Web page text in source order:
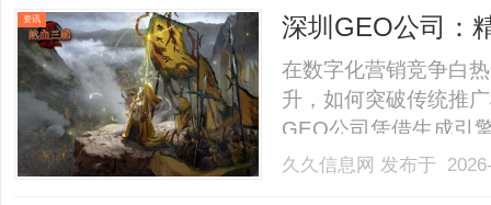
要素，帮助企业构建
资讯 深圳GEO公司：
在数字化营销竞争白
升，如何突破传统推
GEO公司凭借生成引
能，为企业构建了一
久久信息网 发布于